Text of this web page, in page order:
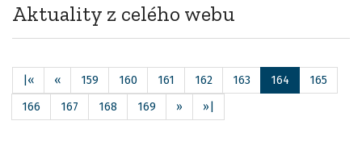
Aktuality z celého webu
|« « 159 160 161 162 163 164
165
166
167 168 169 » »|